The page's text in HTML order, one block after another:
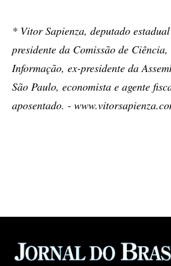
* Vitor Sapienza, deputado
presidente da Comissão de
Informação, ex-presidente da
São Paulo, economista e agente
aposentado. -